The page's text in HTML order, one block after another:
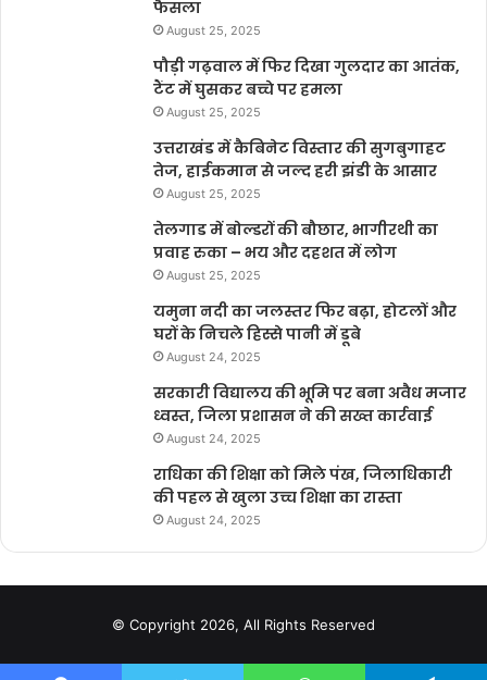
फैसला
August 25, 2025
पौड़ी गढ़वाल में फिर दिखा गुलदार का आतंक,
टैंट में घुसकर बच्चे पर हमला
August 25, 2025
उत्तराखंड में कैबिनेट विस्तार की सुगबुगाहट
तेज, हाईकमान से जल्द हरी झंडी के आसार
August 25, 2025
तेलगाड में बोल्डरों की बौछार, भागीरथी का
प्रवाह रुका – भय और दहशत में लोग
August 25, 2025
यमुना नदी का जलस्तर फिर बढ़ा, होटलों और
घरों के निचले हिस्से पानी में डूबे
August 24, 2025
सरकारी विद्यालय की भूमि पर बना अवैध मजार
ध्वस्त, जिला प्रशासन ने की सख्त कार्रवाई
August 24, 2025
राधिका की शिक्षा को मिले पंख, जिलाधिकारी
की पहल से खुला उच्च शिक्षा का रास्ता
August 24, 2025
© Copyright 2026, All Rights Reserved